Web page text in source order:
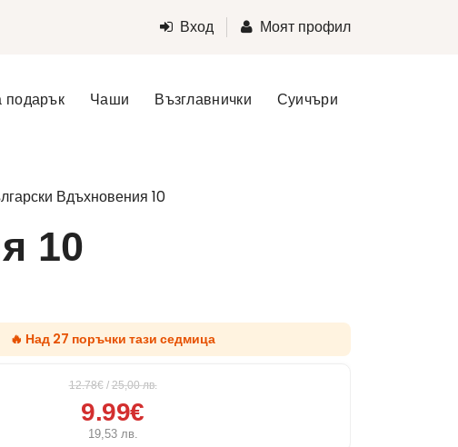
Вход Моят профил
подарък Чаши Възглавнички Суичъри
Вдъхновения 10
10
🔥 Над 27 поръчки тази седмица
12.78€ / 25,00лв.
9.99€
19,53 лв.